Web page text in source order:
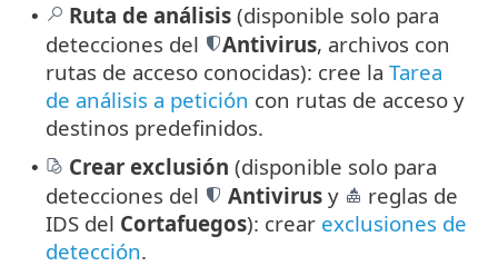
• Ruta de análisis (disponible solo para
detecciones del
Antivirus, archivos con
rutas de acceso conocidas): cree la Tarea
de análisis a petición con rutas de acceso y
destinos predefinidos.
• Crear exclusión (disponible solo para
detecciones del
Antivirus y
reglas de
IDS del Cortafuegos): crear exclusiones de
detección.